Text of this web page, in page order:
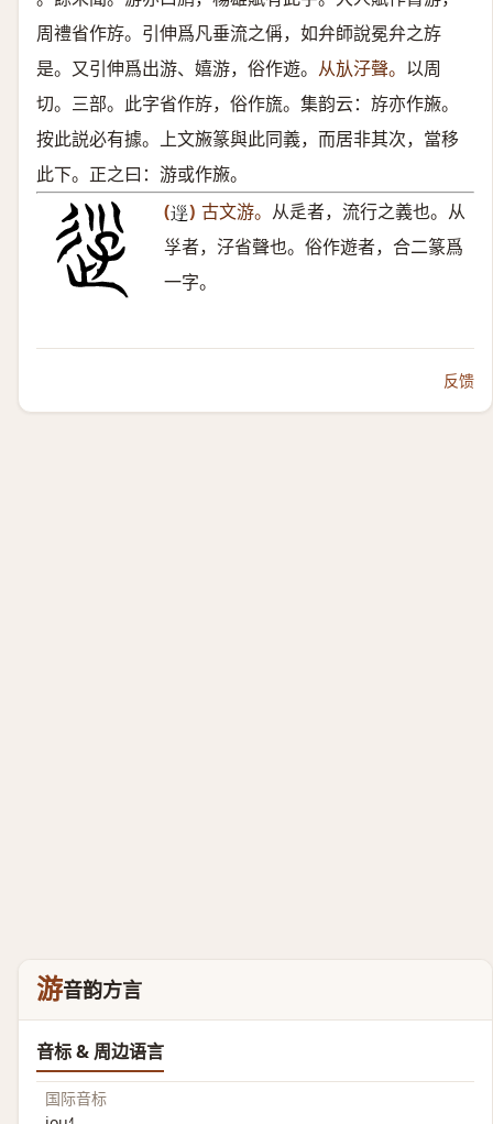
周禮省作斿。引伸爲凡垂流之偁，如弁師說冕弁之斿
是。又引伸爲出游、嬉游，俗作遊。 从㫃汓聲。 以周
切。三部。此字省作斿，俗作旒。集韵云：斿亦作㫍。
按此説必有據。上文㫍篆與此同義，而居非其次，當移
此下。正之曰：游或作㫍。
(𨒰 ) 古文游。 从辵者，流行之義也。从
㜽者，汓省聲也。俗作遊者，合二篆爲
一字。
反馈
游音韵方言
音标 & 周边语言
国际音标